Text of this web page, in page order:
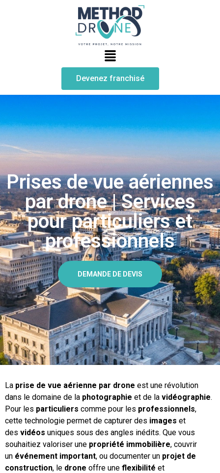
Devenez franchisé
Prises de vue aériennes
par drone | Services
pour particuliers et
professionnels
DEMANDE DE DEVIS
La prise de vue aérienne par drone est une révolution
dans le domaine de la photographie et de la vidéographie.
Pour les particuliers comme pour les professionnels,
cette technologie permet de capturer des images et
des vidéos uniques sous des angles inédits. Que vous
souhaitiez valoriser une propriété immobilière, couvrir
un événement important, ou documenter un projet de
construction, le drone offre une flexibilité et